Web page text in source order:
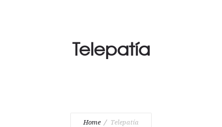
Telepatía
Home Telepatía